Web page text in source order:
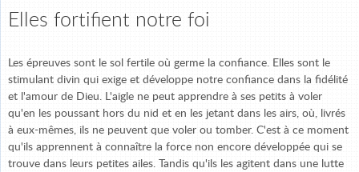
Elles fortifient notre foi
Les épreuves sont le sol fertile où germe la confiance. Elles sont le
stimulant divin qui exige et développe notre confiance dans la fidélité
et l'amour de Dieu. L'aigle ne peut apprendre à ses petits à voler
qu'en les poussant hors du nid et en les jetant dans les airs, où, livrés
à eux-mêmes, ils ne peuvent que voler ou tomber. C'est à ce moment
qu'ils apprennent à connaître la force non encore développée qui se
trouve dans leurs petites ailes. Tandis qu'ils les agitent dans une lutte